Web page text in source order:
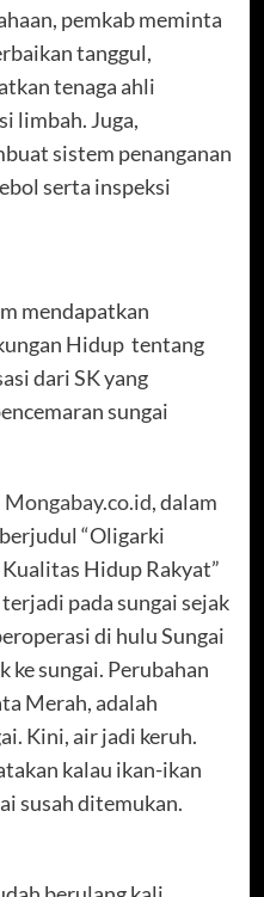
pemkab meminta
tanggul,
tenaga ahli
limbah. Juga,
sistem penanganan
serta inspeksi
mendapatkan
Hidup tentang
dari SK yang
sungai
Mongabay.co.id, dalam
“Oligarki
Hidup Rakyat”
pada sungai sejak
di hulu Sungai
ke sungai. Perubahan
Merah, adalah
Kini, air jadi keruh.
kalau ikan-ikan
susah ditemukan.